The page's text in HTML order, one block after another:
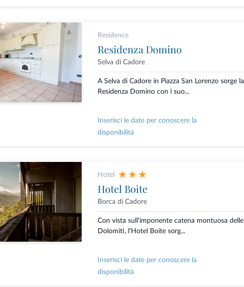
Residence
Residenza Domino
Selva di Cadore
A Selva di Cadore in Piazza San Lorenzo sorge la
Residenza Domino con i suo...
Inserisci le date per conoscere la
disponibilità
Hotel
Hotel Boite
Borca di Cadore
Con vista sull'imponente catena montuosa delle
Dolomiti, l'Hotel Boite sorg...
Inserisci le date per conoscere la
disponibilità